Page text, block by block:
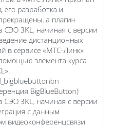
его разработка и
а плагин
СЭО 3KL, начиная с версии
дистанционных
в сервисе «МТС-Линк»
элемента курса
BigBlueButton)
СЭО 3KL, начиная с версии
с данным
видеоконференцсвязи